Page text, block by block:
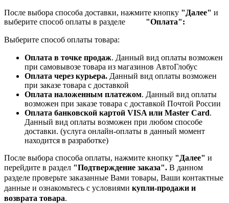
После выбора способа доставки, нажмите кнопку "Далее" и
выберите способ оплаты в разделе "Оплата":
Выберите способ оплаты товара:
Оплата в точке продаж. Данный вид оплаты возможен
при самовывозе товара из магазинов АвтоГлобус
Оплата через курьера. Данный вид оплаты возможен
при заказе товара с доставкой
Оплата наложенным платежом. Данный вид оплаты
возможен при заказе товара с доставкой Почтой России
Оплата банковской картой VISA или Master Card.
Данный вид оплаты возможен при любом способе
доставки. (услуга онлайн-оплаты в данный момент
находится в разработке)
После выбора способа оплаты, нажмите кнопку "Далее" и
перейдите в раздел "Подтверждение заказа". В данном
разделе проверьте заказанные Вами товары, Ваши контактные
данные и ознакомьтесь с условиями купли-продажи и
возврата товара.